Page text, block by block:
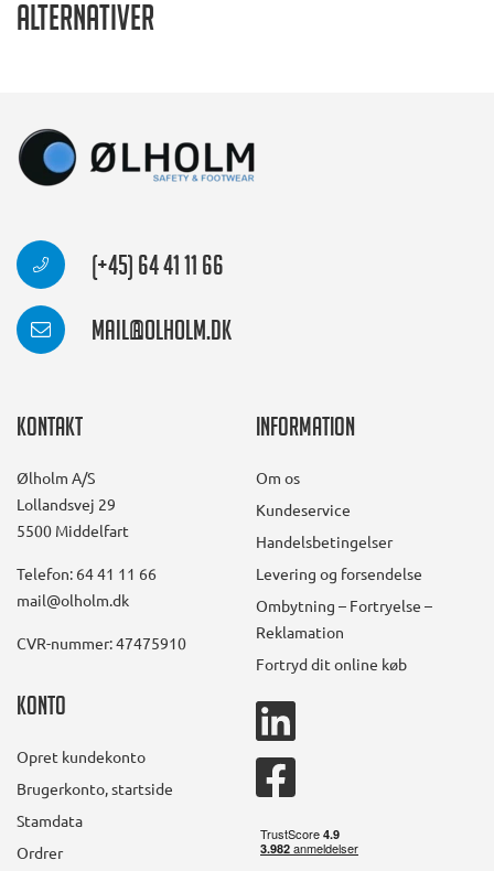
Alternativer
(+45) 64 41 11 66
mail@olholm.dk
Kontakt
Ølholm A/S
Lollandsvej 29
5500 Middelfart
Telefon: 64 41 11 66
mail@olholm.dk
CVR-nummer: 47475910
Information
Om os
Kundeservice
Handelsbetingelser
Levering og forsendelse
Ombytning – Fortryelse –
Reklamation
Fortryd dit online køb
Konto
Opret kundekonto
Brugerkonto, startside
Stamdata
Ordrer
square
square